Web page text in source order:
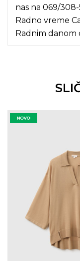
nas na 069/
Radno vreme
Radnim danom